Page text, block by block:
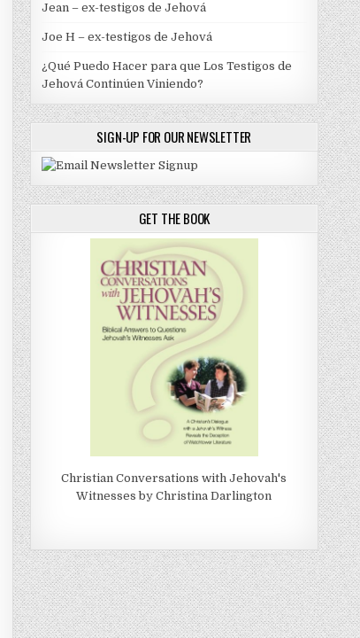
Jean – ex-testigos de Jehová
Joe H – ex-testigos de Jehová
¿Qué Puedo Hacer para que Los Testigos de
Jehová Continúen Viniendo?
SIGN-UP FOR OUR NEWSLETTER
GET THE BOOK
Christian Conversations with Jehovah's
Witnesses by Christina Darlington